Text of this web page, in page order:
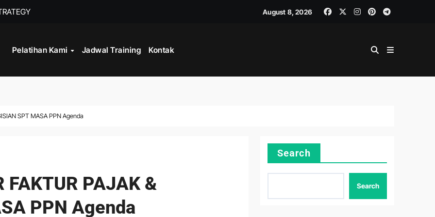
August 8, 2026
Pelatihan Kami Jadwal Training Kontak
SPT MASA PPN Agenda
FAKTUR PAJAK &
PPN Agenda
Search
Search